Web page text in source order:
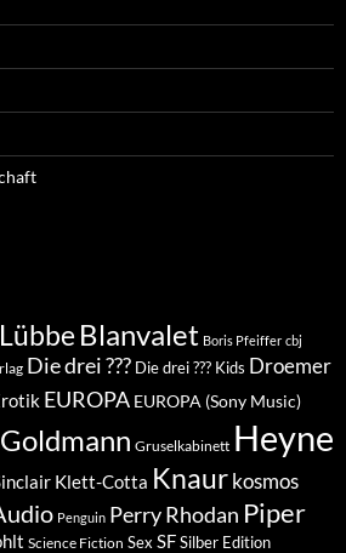
Blanvalet Boris Pfeiffer cbj
Die drei ??? Die drei ??? Kids Droemer
EUROPA EUROPA (Sony Music)
Goldmann Gruselkabinett Heyne
Klett-Cotta Knaur kosmos
Penguin Perry Rhodan Piper
Science Fiction Sex SFSilber Edition